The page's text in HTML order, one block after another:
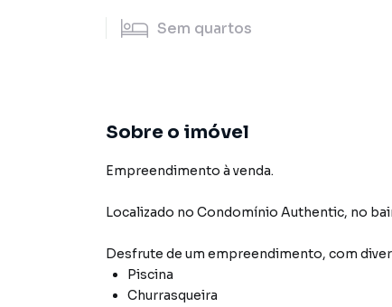
Sem quartos
Sobre o imóvel
Empreendimento à venda.
Localizado no Condomínio Authentic, no
Desfrute de um empreendimento, com
Piscina
Churrasqueira